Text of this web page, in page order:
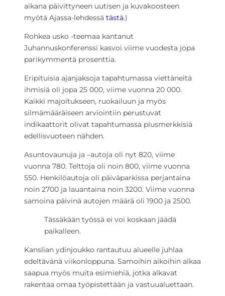
aikana päivittyneen uutisen ja kuvakoosteen
myötä Ajassa-lehdessä tästä.)
Rohkea usko -teemaa kantanut
Juhannuskonferenssi kasvoi viime vuodesta jopa
parikymmentä prosenttia.
Eripituisia ajanjaksoja tapahtumassa viettäneitä
ihmisiä oli jopa 25 000, viime vuonna 20 000.
Kaikki majoitukseen, ruokailuun ja myös
silmämääräiseen arviointiin perustuvat
indikaattorit olivat tapahtumassa plusmerkkisiä
edellisvuoteen nähden.
Asuntovaunuja ja –autoja oli nyt 820, viime
vuonna 780. Telttoja oli noin 800, viime vuonna
550. Henkilöautoja oli päiväparkissa perjantaina
noin 2700 ja lauantaina noin 3200. Viime vuonna
samoina päivinä autojen määrä oli 1900 ja 2500.
Tässäkään työssä ei voi koskaan jäädä
paikalleen.
Kanslian ydinjoukko rantautuu alueelle juhlaa
edeltävänä viikonloppuna. Samoihin aikoihin alkaa
saapua myös muita esimiehiä, jotka alkavat
rakentaa omaa työpistettään ja vastuualuettaan.